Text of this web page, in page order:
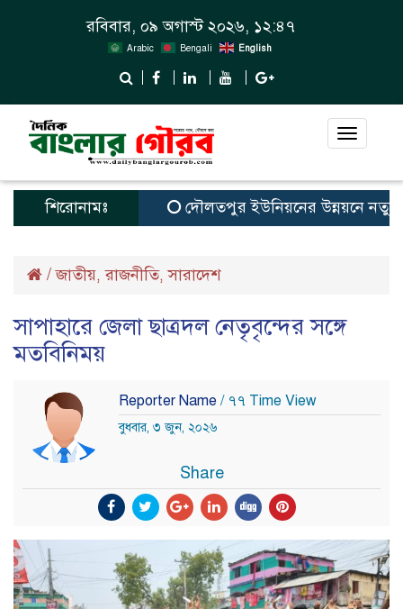
রবিবার, ০৯ অগাস্ট ২০২৬, ১২:৪৭
Arabic Bengali English
Toggle
শিরোনামঃ দৌলতপুর ইউনিয়নের উন্নয়নে নতুন
/জাতীয়,রাজনীতি,সারাদেশ
সাপাহারে জেলা ছাত্রদল নেতৃবৃন্দের সঙ্গে
মতবিনিময়
Reporter Name / ৭৭ Time View
বুধবার, ৩ জুন, ২০২৬
Share